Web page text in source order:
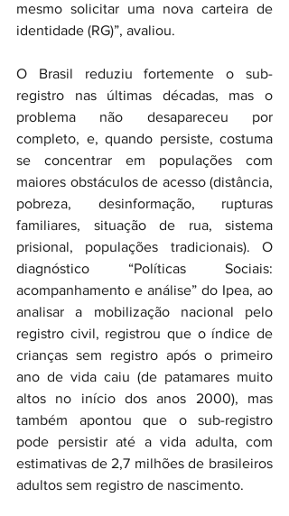
mesmo solicitar uma nova carteira de
identidade (RG)”, avaliou.
O Brasil reduziu fortemente o sub-
registro nas últimas décadas, mas o
problema não desapareceu por
completo, e, quando persiste, costuma
se concentrar em populações com
maiores obstáculos de acesso (distância,
pobreza, desinformação, rupturas
familiares, situação de rua, sistema
prisional, populações tradicionais). O
diagnóstico “Políticas Sociais:
acompanhamento e análise” do Ipea, ao
analisar a mobilização nacional pelo
registro civil, registrou que o índice de
crianças sem registro após o primeiro
ano de vida caiu (de patamares muito
altos no início dos anos 2000), mas
também apontou que o sub-registro
pode persistir até a vida adulta, com
estimativas de 2,7 milhões de brasileiros
adultos sem registro de nascimento.